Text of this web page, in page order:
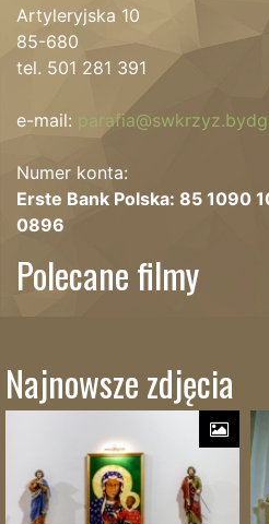
Artyleryjska 10
85-680
tel. 501 281 391
e-mail:
Numer konta:
Erste Bank Polska: 85 1090
0896
Polecane filmy
Najnowsze zdjęcia